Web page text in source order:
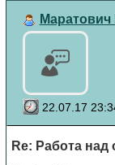
Маратович
22.07.17
Re: Работа